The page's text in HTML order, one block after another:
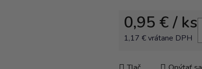
0,95 €/ ks
1,17 € vrátane DPH